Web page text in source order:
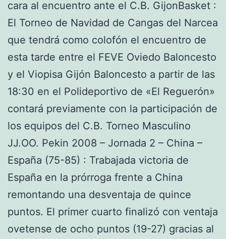
cara al encuentro ante el C.B. GijonBasket :
El Torneo de Navidad de Cangas del Narcea
que tendrá como colofón el encuentro de
esta tarde entre el FEVE Oviedo Baloncesto
y el Viopisa Gijón Baloncesto a partir de las
18:30 en el Polideportivo de «El Reguerón»
contará previamente con la participación de
los equipos del C.B. Torneo Masculino
JJ.OO. Pekin 2008 – Jornada 2 – China –
España (75-85) : Trabajada victoria de
España en la prórroga frente a China
remontando una desventaja de quince
puntos. El primer cuarto finalizó con ventaja
ovetense de ocho puntos (19-27) gracias al